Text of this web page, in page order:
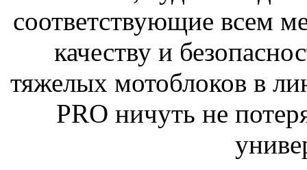
соответствующие всем
качеству и
тяжелых мотоблоков в
PRO ничуть не